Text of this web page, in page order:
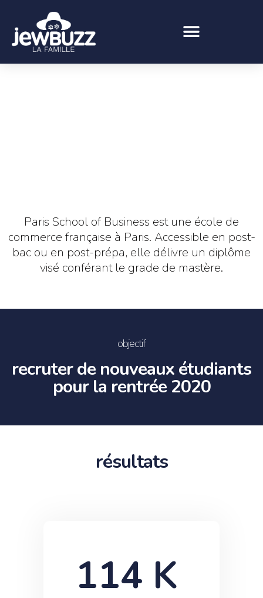
Paris School of Business est une école de
commerce française à Paris. Accessible en post-
bac ou en post-prépa, elle délivre un diplôme
visé conférant le grade de mastère.
objectif
recruter de nouveaux étudiants
pour la rentrée 2020
résultats
114 K